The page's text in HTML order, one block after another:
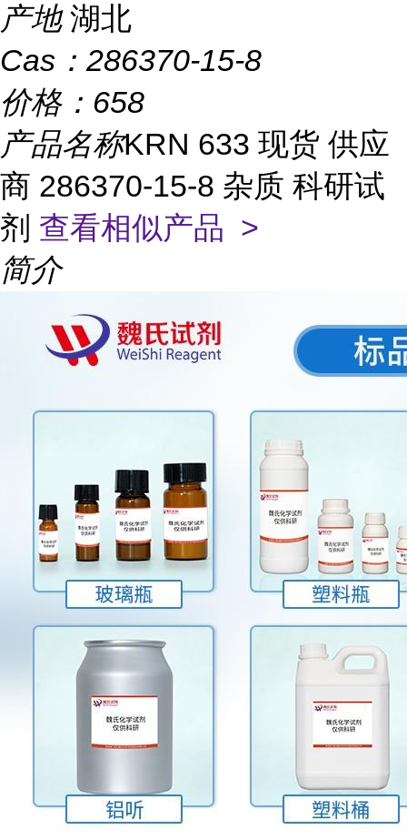
产地 湖北
Cas： 286370-15-8
价格： 658
产品名称KRN 633 现货 供应
商 286370-15-8 杂质 科研试
剂 查看相似产品 >
简介